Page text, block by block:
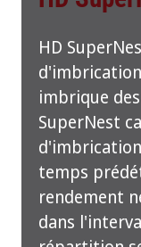
HD
imbrique
SuperNest
temps
rendement
dans